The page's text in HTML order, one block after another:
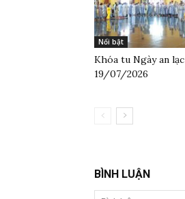
Nổi bật
Khóa tu Ngày an lạc
19/07/2026
BÌNH LUẬN